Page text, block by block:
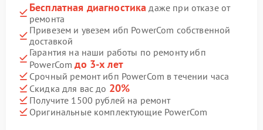
Бесплатная диагностика даже при отказе от
ремонта
Привезем и увезем ибп PowerCom собственной
доставкой
Гарантия на наши работы по ремонту ибп
PowerComдо 3-х лет
Срочный ремонт ибп PowerCom в течении часа
Скидка для вас до 20%
Получите 1500 рублей на ремонт
Оригинальные комплектующие PowerCom